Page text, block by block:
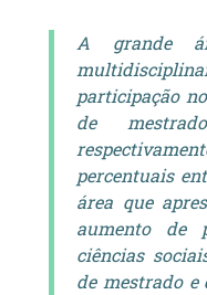
A grande
participação
de
percentuais
área que
aumento de
ciências
de mestrado e